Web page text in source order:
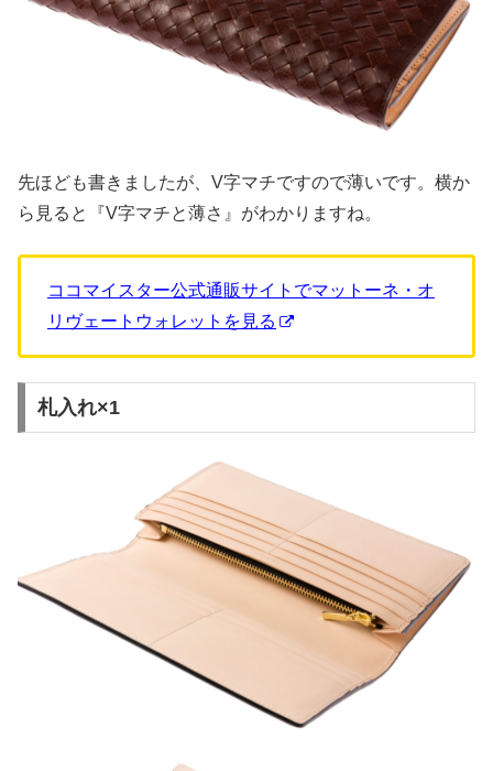
先ほども書きましたが、V字マチですので薄いです。横か
ら見ると『V字マチと薄さ』がわかりますね。
ココマイスター公式通販サイトでマットーネ・オ
リヴェートウォレットを見る
札入れ×1